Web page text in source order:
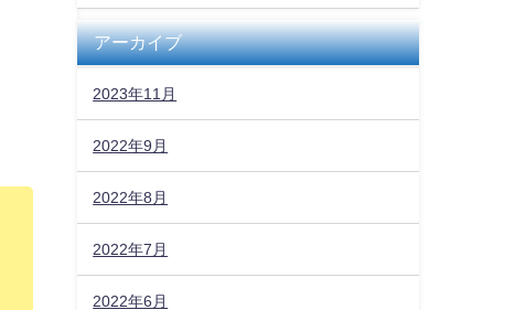
アーカイブ
2023年11月
2022年9月
2022年8月
2022年7月
2022年6月